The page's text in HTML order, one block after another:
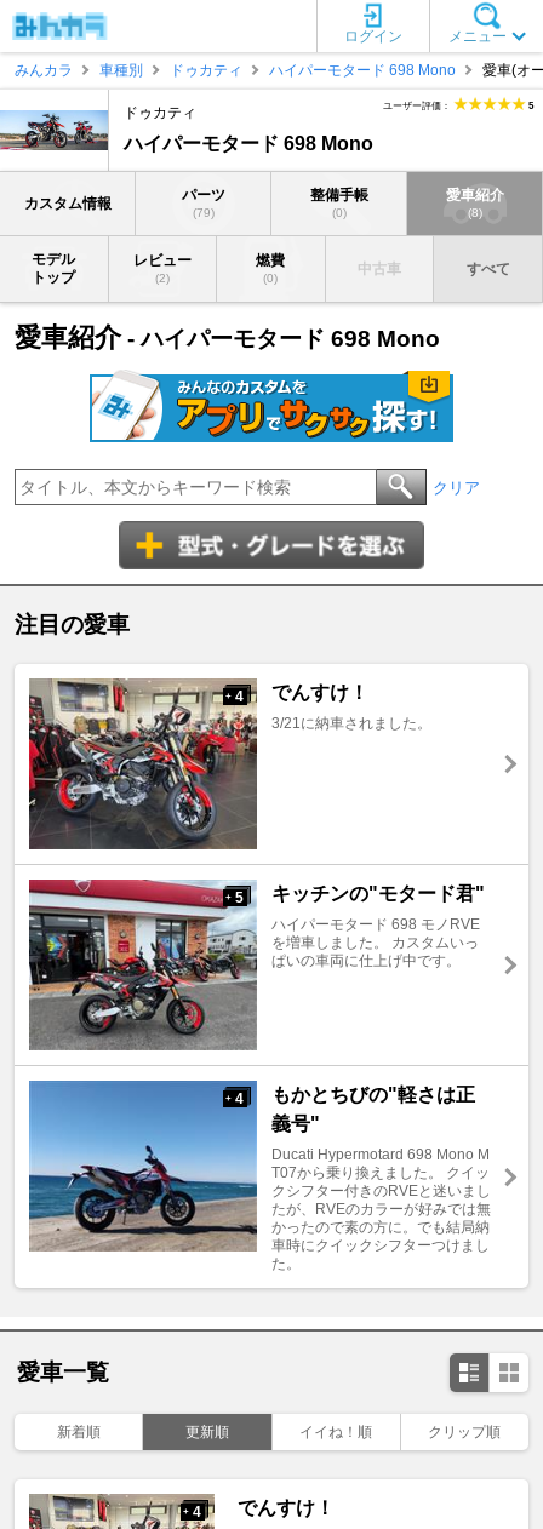
メニュー
ログイン
みんカラ
車種別 ドゥカティ ハイパーモタード 698 Mono 愛車(オ
ドゥカティ
ハイパーモタード 698 Mono
ユーザー評価： 5
カスタム情報 パーツ
(79)
整備手帳
(0)
愛車紹介
(8)
モデル
トップ
レビュー
(2)
燃費
(0)
中古車 すべて
愛車紹介- ハイパーモタード 698 Mono
クリア
注目の愛車
+ 4 でんすけ！
3/21に納車されました。
+ 5 キッチンの"モタード君"
ハイパーモタード 698 モノRVE
を増車しました。 カスタムいっ
ぱいの車両に仕上げ中です。
+ 4
もかとちびの"軽さは正
義号"
Ducati Hypermotard 698 Mono M
T07から乗り換えました。 クイッ
クシフター付きのRVEと迷いまし
たが、RVEのカラーが好みでは無
かったので素の方に。でも結局納
車時にクイックシフターつけまし
た。
愛車一覧
新着順 更新順 イイね！順 クリップ順
+ 4 でんすけ！